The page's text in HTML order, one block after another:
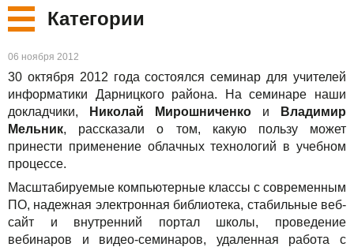
TuchaMetal
TuchaBackup
TuchaHosting
Хостинг сайтов-конструкторов
Удаленный офис
Реселінг хостингу
Компания
Карьера
Контакты
Категории
Новые
Сервисы
Решения
Для бизнеса
Техподдержка
Инструкции
06 ноября 2012
30 октября 2012 года состоялся семинар для учителей
информатики Дарницкого района. На семинаре наши
докладчики,
Николай Мирошниченко и
Владимир
Мельник, рассказали о том, какую пользу может
принести применение облачных технологий в учебном
процессе.
Масштабируемые компьютерные классы с современным
ПО, надежная электронная библиотека, стабильные веб-
сайт и внутренний портал школы, проведение
вебинаров и видео-семинаров, удаленная работа с